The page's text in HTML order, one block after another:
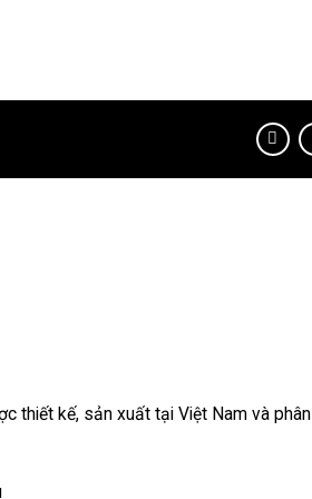
thiết kế, sản xuất tại Việt Nam và phân